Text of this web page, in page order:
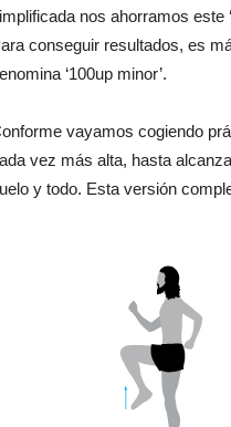
nos ahorramos este
conseguir resultados, es
‘100up minor’.
vayamos cogiendo
vez más alta, hasta
y todo. Esta versión